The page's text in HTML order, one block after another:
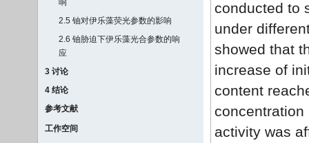
2.5 铀对伊乐藻荧光参数的影响
2.6 铀胁迫下伊乐藻光合参数的响
应
3 讨论
4 结论
参考文献
工作空间
conducted to
under
showed that
increase of
content
activity was